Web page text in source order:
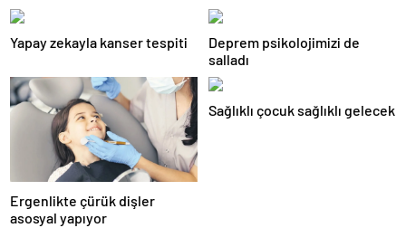
Yapay zekayla kanser tespiti
Deprem psikolojimizi de
salladı
Ergenlikte çürük dişler
asosyal yapıyor
Sağlıklı çocuk sağlıklı gelecek